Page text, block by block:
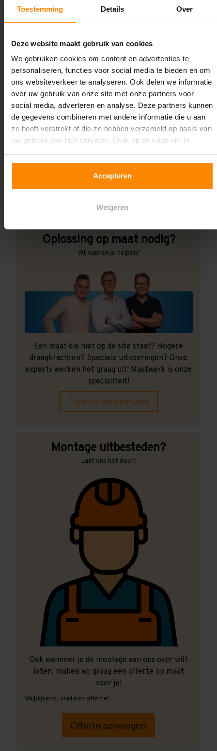
Toestemming Details Over
Deze website maakt gebruik van cookies
We gebruiken cookies om content en advertenties te
personaliseren, functies voor social media te bieden en om
ons websiteverkeer te analyseren. Ook delen we informatie
over uw gebruik van onze site met onze partners voor
social media, adverteren en analyse. Deze partners kunnen
de gegevens combineren met andere informatie die u aan
ze heeft verstrekt of die ze hebben verzameld op basis van
uw gebruik van hun services. Druk op de knop om te
Accepteren
Weigeren
1.100 mm
Lengte:
25.200 mm
Liggerlengte:
2.700 mm
Aantal niveaus:
4
Kleur staanders:
Galva
Draagkracht per liggerniveau:
1.550 kg (516 kg per pallet)
Oplossing op maat nodig?
Wij kunnen je helpen!
Een maat die niet op de site staat? Hogere
draagkrachten? Speciale uitvoeringen? Onze
experts werken het graag uit! Maatwerk is onze
specialiteit!
Contact met specialist
Montage uitbesteden?
Laat ons het doen!
Ook wanneer je de montage aan ons over wilt
laten, maken wij graag een offerte op maat
voor je!
Vrijblijvend, snel een offerte!
Offerte aanvragen